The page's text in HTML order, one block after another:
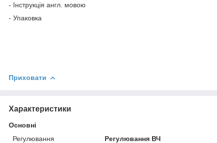
- Інструкція англ. мовою
- Упаковка
Приховати
Характеристики
Основні
Регулювання
Регулювання ВЧ